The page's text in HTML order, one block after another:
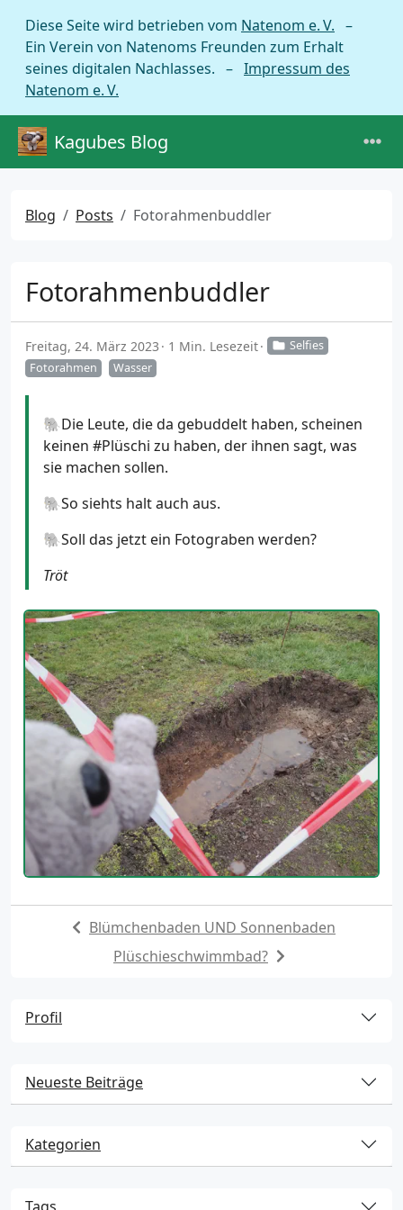
Diese Seite wird betrieben vom Natenom e. V. –
Ein Verein von Natenoms Freunden zum Erhalt
seines digitalen Nachlasses. – Impressum des
Natenom e. V.
Kagubes Blog
Blog Posts Fotorahmenbuddler
Fotorahmenbuddler
Freitag, 24. März 2023 1 Min. Lesezeit
Selfies
Fotorahmen
Wasser
🐘Die Leute, die da gebuddelt haben, scheinen
keinen #Plüschi zu haben, der ihnen sagt, was
sie machen sollen.
🐘So siehts halt auch aus.
🐘Soll das jetzt ein Fotograben werden?
Tröt
Blümchenbaden UND Sonnenbaden
Plüschieschwimmbad?
Profil
Neueste Beiträge
Kategorien
Tags